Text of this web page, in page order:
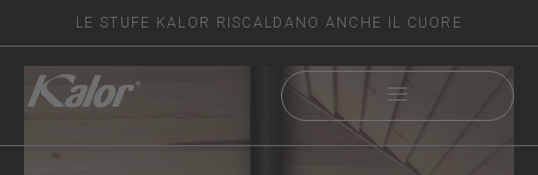
LE STUFE KALOR RISCALDANO ANCHE IL CUORE